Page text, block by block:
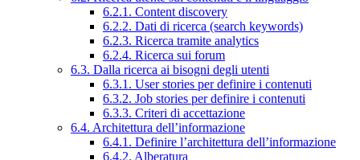
6.2.1. Content discovery
6.2.2. Dati di ricerca (search keywords)
6.2.3. Ricerca tramite analytics
6.2.4. Ricerca sui forum
6.3. Dalla ricerca ai bisogni degli utenti
6.3.1. User stories per definire i contenuti
6.3.2. Job stories per definire i contenuti
6.3.3. Criteri di accettazione
6.4. Architettura dell’informazione
6.4.1. Definire l’architettura dell’informazione
6.4.2. Alberatura